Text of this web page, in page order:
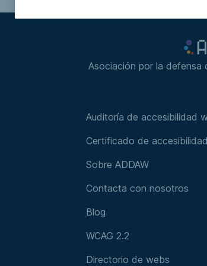
Asociación por la defensa
Auditoría de accesibilidad
Certificado de
Sobre ADDAW
Contacta con nosotros
Blog
WCAG 2.2
Directorio de webs